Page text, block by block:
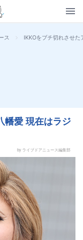
ス > IKKOをブチ切れさせ
幡愛 現在はラジ
by ライブドアニュース編集部